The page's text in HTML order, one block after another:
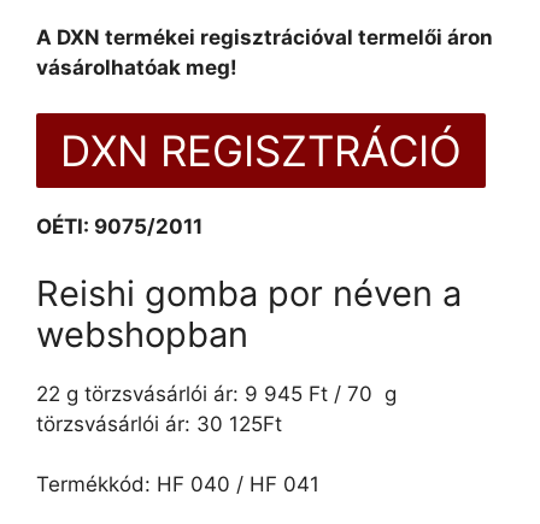
A DXN termékei regisztrációval termelői áron
vásárolhatóak meg!
DXN REGISZTRÁCIÓ
OÉTI: 9075/2011
Reishi gomba por néven a
webshopban
22 g törzsvásárlói ár: 9 945 Ft / 70 g
törzsvásárlói ár: 30 125Ft
Termékkód: HF 040 / HF 041